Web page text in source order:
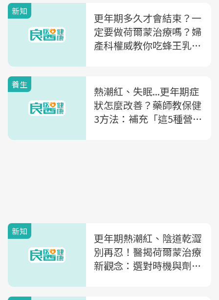
新知
更年期多久才會結束？一
定要做荷爾蒙治療嗎？婦
產科權威教你吃蜂王乳、
養生
熱潮紅、失眠...更年期症
狀怎麼改善？藥師教保健
3方法：補充「這5種營
新知
更年期熱潮紅、陰道乾澀
別再忍！醫揭荷爾蒙治療
新觀念：選對時機與劑